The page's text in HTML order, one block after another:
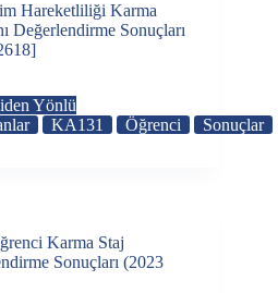
Hareketliliği Karma
Değerlendirme Sonuçları
Yönlü
KA131 Öğrenci Sonuçlar
Karma Staj
Sonuçları (2023